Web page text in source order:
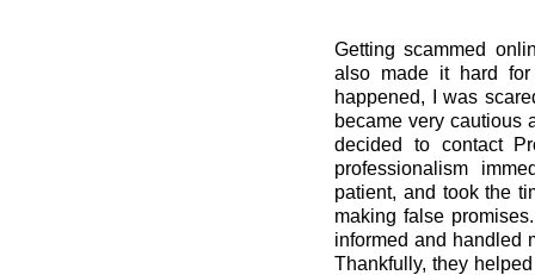
Getting scammed
also made it hard
happened, I was
became very cautious
decided to contact
professionalism
patient, and took the
making false
informed and handled
Thankfully, they